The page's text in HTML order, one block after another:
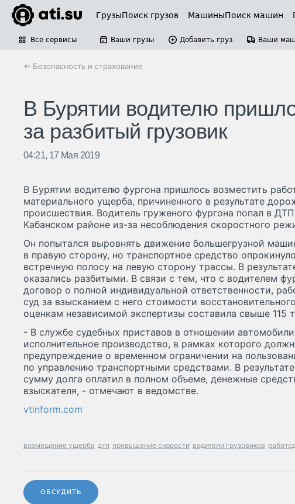
ГрузыПоиск грузов МашиныПоиск машин
Все сервисы Ваши грузы Добавить груз Ваши
← Безопасность и страхование
В Бурятии водителю
за разбитый грузовик
04:21, 17 Мая 2019
В Бурятии водителю фургона пришлось возместить
материального ущерба, причиненного в результате
происшествия. Водитель груженого фургона попал в
Кабанском районе из-за несоблюдения скоростного
Он попытался выровнять движение большегрузной
в правую сторону, но транспортное средство
встречную полосу на левую сторону трассы. В
оказались разбитыми. В связи с тем, что с водителем
договор о полной индивидуальной ответственности,
суд за взысканием с него стоимости
оценкам независимой экспертизы составила свыше 115
- В службе судебных приставов в отношении
исполнительное производство, в рамках которого
предупреждение о временном ограничении на
по управлению транспортными средствами. В
сумму долга оплатил в полном объеме, денежные
взыскателя, - отмечают в ведомстве.
vtinform.com
возмещение ущерба дтп превышение скорости водители грузовиков
ОБСУДИТЬ